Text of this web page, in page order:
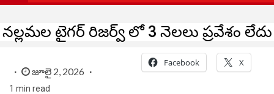
నల్లమల టైగర్ రిజర్వ్ లో 3 నెలలు ప్రవేశం లేదు
జూలై 2, 2026
1 min read
Facebook X